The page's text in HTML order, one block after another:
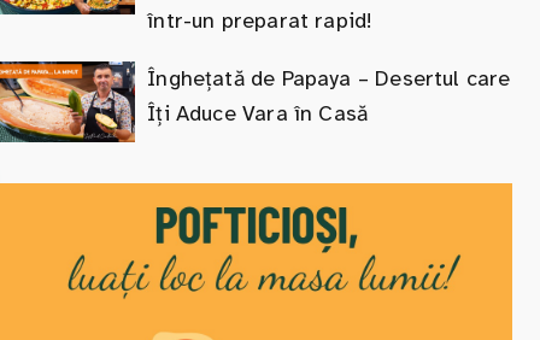
într-un preparat rapid!
Înghețată de Papaya – Desertul care
Îți Aduce Vara în Casă